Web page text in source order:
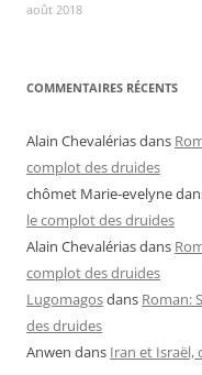
août 2018
COMMENTAIRES RÉCENTS
Alain Chevalériasdans
complot des druides
chômet Marie-evelyne
le complot des druides
Alain Chevalériasdans
complot des druides
Lugomagosdans Roman:
des druides
Anwen dans Iran et Israël,